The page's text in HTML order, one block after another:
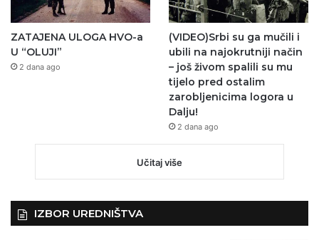
ZATAJENA ULOGA HVO-a
U “OLUJI”
2 dana ago
(VIDEO)Srbi su ga mučili i
ubili na najokrutniji način
– još živom spalili su mu
tijelo pred ostalim
zarobljenicima logora u
Dalju!
2 dana ago
Učitaj više
IZBOR UREDNIŠTVA